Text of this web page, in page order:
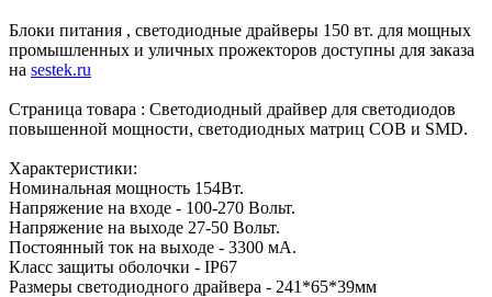
Блоки питания , светодиодные драйверы 150 вт. для мощных
промышленных и уличных прожекторов доступны для заказа
на sestek.ru
Страница товара : Светодиодный драйвер для светодиодов
повышенной мощности, светодиодных матриц COB и SMD.
Характеристики:
Номинальная мощность 154Вт.
Напряжение на входе - 100-270 Вольт.
Напряжение на выходе 27-50 Вольт.
Постоянный ток на выходе - 3300 мА.
Класс защиты оболочки - IP67
Размеры светодиодного драйвера - 241*65*39мм